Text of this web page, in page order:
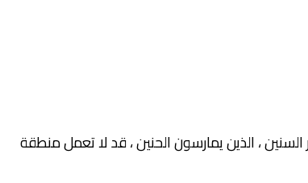
، الذين يمارسون الحنين ، قد لا تعمل منطقة